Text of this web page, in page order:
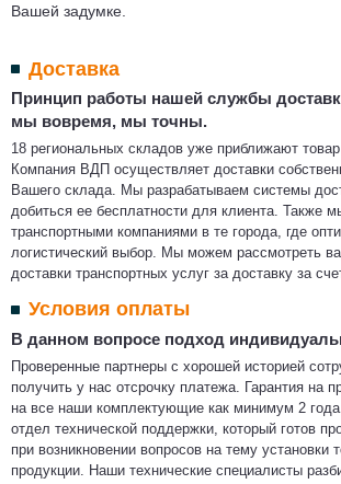
Вашей задумке.
Доставка
Принцип работы нашей службы
мы вовремя, мы точны.
18 региональных складов уже приближают
Компания ВДП осуществляет доставки
Вашего склада. Мы разрабатываем системы
добиться ее бесплатности для клиента. Также
транспортными компаниями в те города, где
логистический выбор. Мы можем рассмотреть
доставки транспортных услуг за доставку за
Условия оплаты
В данном вопросе подход
Проверенные партнеры с хорошей историей
получить у нас отсрочку платежа. Гарантия на
на все наши комплектующие как минимум 2
отдел технической поддержки, который готов
при возникновении вопросов на тему установки
продукции. Наши технические специалисты